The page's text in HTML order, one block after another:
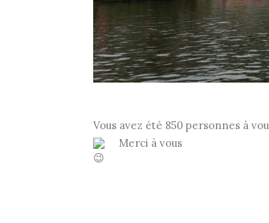
Vous avez été 850 personnes à
Merci à vous